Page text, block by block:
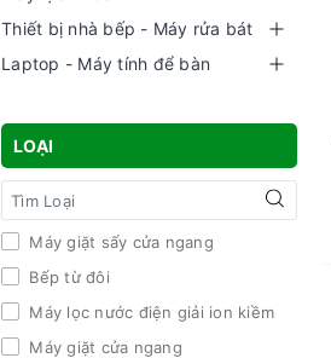
Thiết bị nhà bếp - Máy rửa bát
Laptop - Máy tính để bàn
LOẠI
Máy giặt sấy cửa ngang
Bếp từ đôi
Máy lọc nước điện giải ion kiềm
Máy giặt cửa ngang